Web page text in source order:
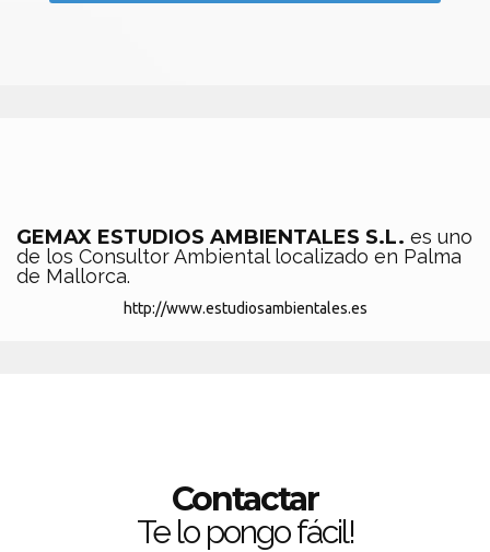
GEMAX ESTUDIOS AMBIENTALES S.L. es uno
de los Consultor Ambiental localizado en Palma
de Mallorca.
http://www.estudiosambientales.es
Contactar
Te lo pongo fácil!